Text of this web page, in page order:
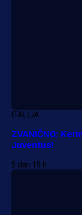
Više vijesti
ITALIJA
ZVANIČNO:
Juventus!
5 dan 15 h